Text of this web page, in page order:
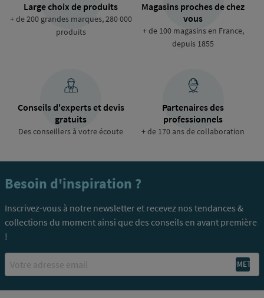
Large choix de produits
+ de 200 grandes marques, 280 000
produits
Magasins proches de chez
vous
+ de 100 magasins en France,
depuis 1855
Conseils d'experts et devis
gratuits
Des conseillers à votre écoute
Partenaires des
professionnels
+ de 170 ans de collaboration
Besoin d'inspiration ?
Inscrivez-vous à notre newsletter et recevez nos tendances &
collections du moment ainsi que des conseils en avant première
!